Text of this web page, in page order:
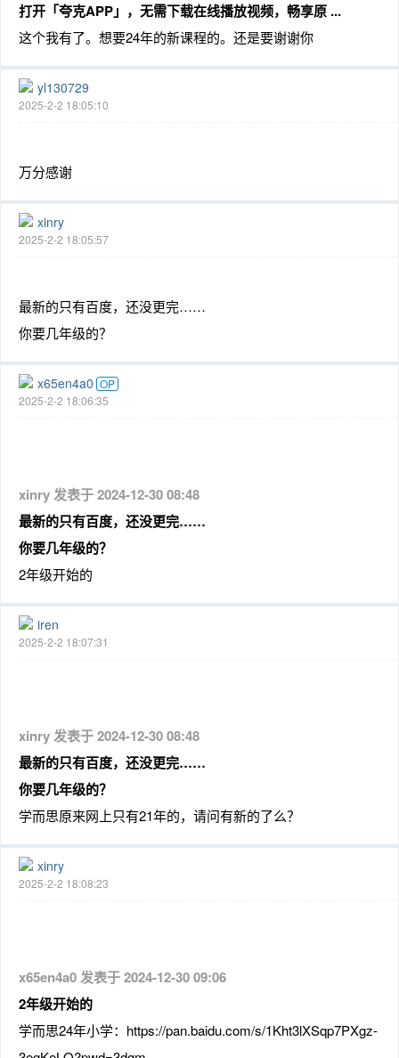
打开「夸克APP」，无需下载在线播放视频，畅享原 ...
这个我有了。想要24年的新课程的。还是要谢谢你
yl130729
2025-2-2 18:05:10
万分感谢
xinry
2025-2-2 18:05:57
最新的只有百度，还没更完……
你要几年级的？
x65en4a0 OP
2025-2-2 18:06:35
xinry 发表于 2024-12-30 08:48
最新的只有百度，还没更完……
你要几年级的？
2年级开始的
iren
2025-2-2 18:07:31
xinry 发表于 2024-12-30 08:48
最新的只有百度，还没更完……
你要几年级的？
学而思原来网上只有21年的，请问有新的了么？
xinry
2025-2-2 18:08:23
x65en4a0 发表于 2024-12-30 09:06
2年级开始的
学而思24年小学：https://pan.baidu.com/s/1Kht3lXSqp7PXgz-